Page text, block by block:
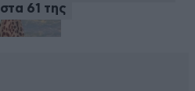
στα 61 της